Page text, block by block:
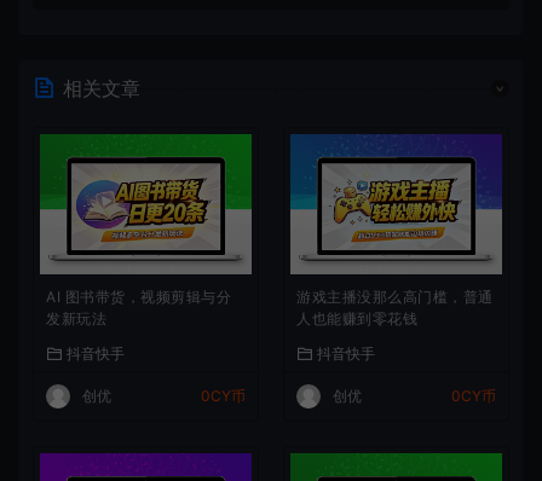
相关文章
AI 图书带货，视频剪辑与分
发新玩法
抖音快手
创优 0CY币
游戏主播没那么高门槛，普通
人也能赚到零花钱
抖音快手
创优 0CY币